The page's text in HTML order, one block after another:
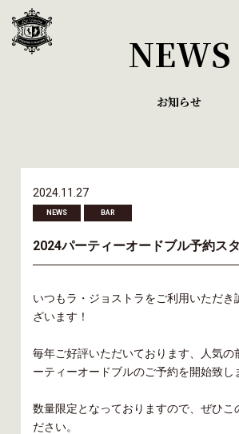
NEWS
お知らせ
2024.11.27
NEWS BAR
2024パーティーオードブル予約ス
いつもラ・ジョストラをご利用いただき
ざいます！
毎年ご好評いただいております、人気の
ーティーオードブルのご予約を開始致し
数量限定となっておりますので、ぜひこ
ださい。